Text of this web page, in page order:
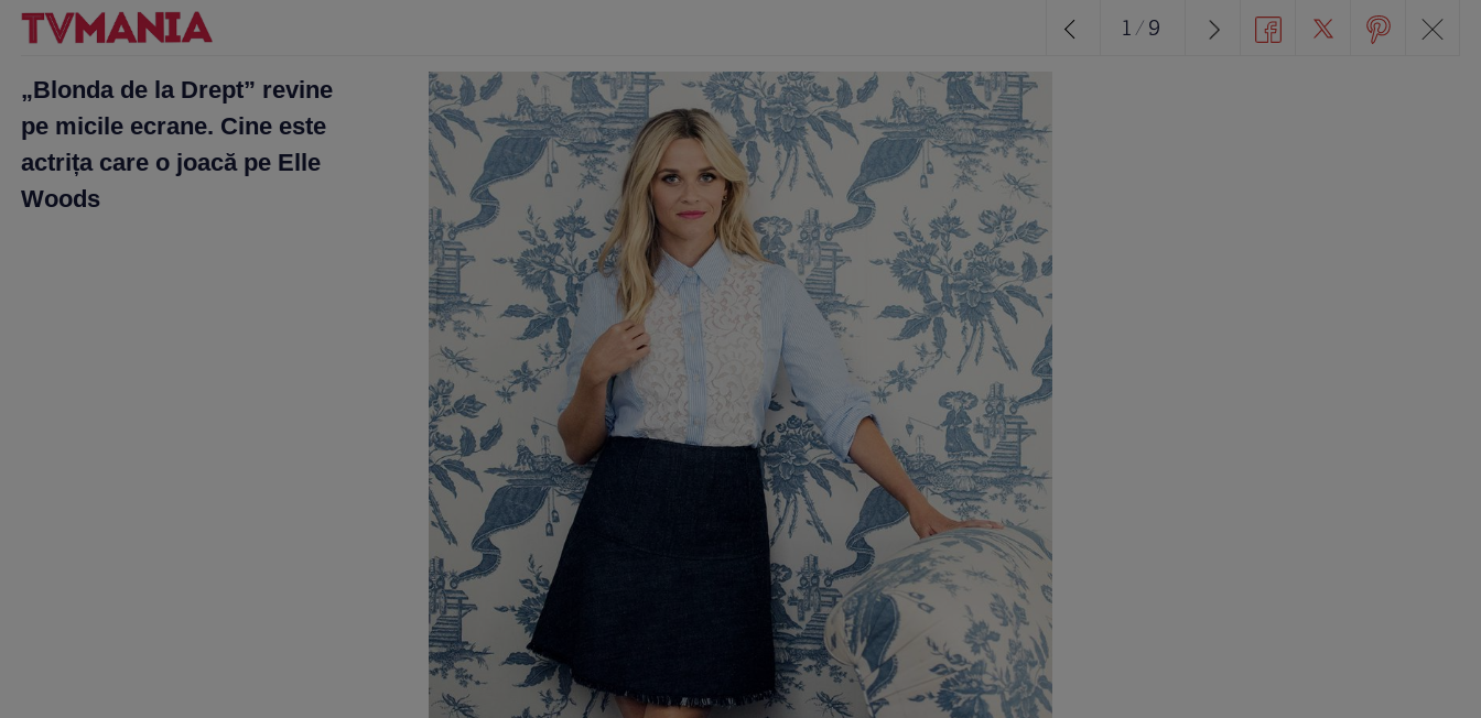
„Blonda de la Drept” revine
pe micile ecrane. Cine este
actrița care o joacă pe Elle
Woods
1/ 9